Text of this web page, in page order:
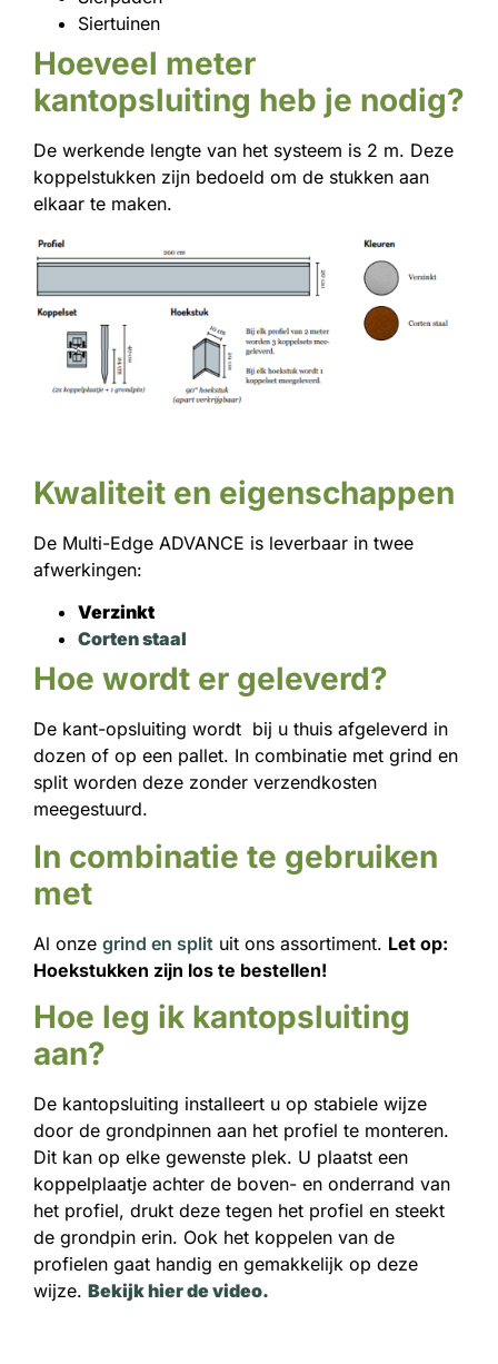
Siertuinen
Hoeveel meter
kantopsluiting heb je nodig?
De werkende lengte van het systeem is 2 m. Deze
koppelstukken zijn bedoeld om de stukken aan
elkaar te maken.
Kwaliteit en eigenschappen
De Multi-Edge ADVANCE is leverbaar in twee
afwerkingen:
Verzinkt
Corten staal
Hoe wordt er geleverd?
De kant-opsluiting wordt bij u thuis afgeleverd in
dozen of op een pallet. In combinatie met grind en
split worden deze zonder verzendkosten
meegestuurd.
In combinatie te gebruiken
met
Al onze grind en split uit ons assortiment. Let op:
Hoekstukken zijn los te bestellen!
Hoe leg ik kantopsluiting
aan?
De kantopsluiting installeert u op stabiele wijze
door de grondpinnen aan het profiel te monteren.
Dit kan op elke gewenste plek. U plaatst een
koppelplaatje achter de boven- en onderrand van
het profiel, drukt deze tegen het profiel en steekt
de grondpin erin. Ook het koppelen van de
profielen gaat handig en gemakkelijk op deze
wijze. Bekijk hier de video.